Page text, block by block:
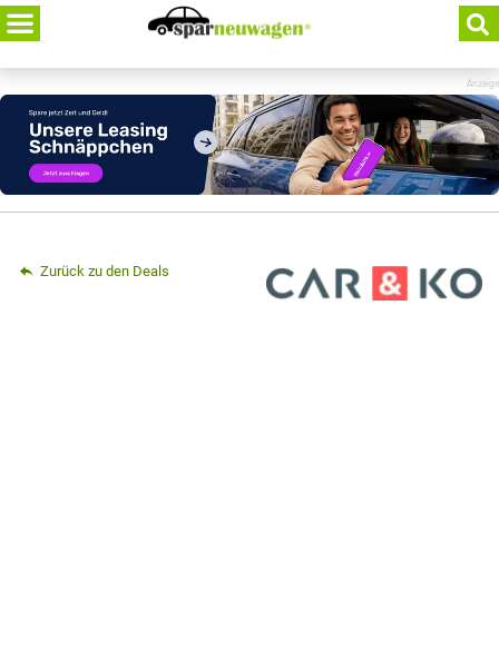
Skip
to
content
Anzeige
Zurück zu den Deals